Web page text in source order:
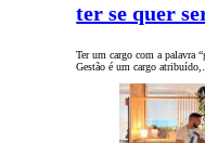
ter se quer
Ter um cargo com a palavra
Gestão é um cargo